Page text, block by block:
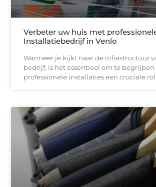
Verbeter uw huis met
Installatiebedrijf in Venlo
Wanneer je kijkt naar de infrastructuur
bedrijf, is het essentieel om te begrijpen
professionele installaties een cruciale